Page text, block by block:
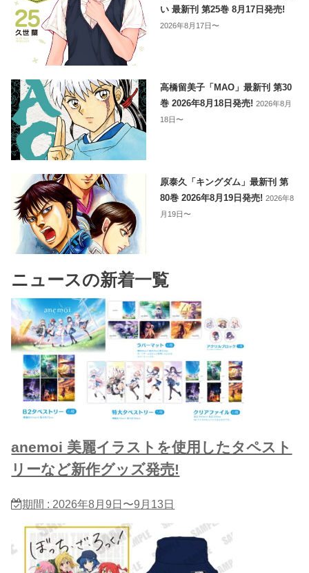
い 最新刊 第25巻 8月17日発売!
2026年8月17日〜
高橋留美子「MAO」最新刊 第30
巻 2026年8月18日発売!2026年8月
18日〜
原泰久「キングダム」最新刊 第
80巻 2026年8月19日発売!2026年8
月19日〜
ニュースの新着一覧
anemoi 美麗イラストを使用したタペスト
リーなど新作グッズ発売!
期間 : 2026年8月9日〜9月13日